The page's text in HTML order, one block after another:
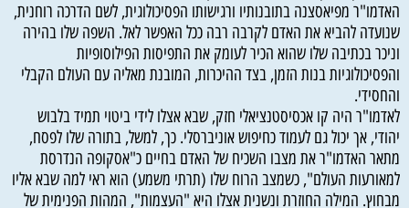
האדמו"ר מפיאסצנה בתובנותיו ורגישותו הפסיכולוגית, לשם הדרכה רוחנית,
שנועדה להביא את האדם לקרבה רבה ככל האפשר לאל. השפה שלו בהירה
וניכר בכתיבה שלו שהוא הכיר לעומק את התפיסות הפילוסופיות
והפסיכולוגיות בנות הזמן, בצד ההיכרות, המובנת מאליה עם העולם הקבלי
והחסידי.
לאדמו"ר היה קו אכסיסטנציאלי חזק, שבא אצלו לידי ביטוי תמיד בלבוש
יהודי, אך יכול גם לעמוד כחיפוש אוניברסלי. כך, למשל, בתורה שלו לפסח,
מתאר האדמו"ר את מצבו השכיח של האדם בחיים כ"אסקופה הנדרסת
למאורעות העולם", כשמצב הרוח שלו (תרתי משמע) הוא ראי למה שבא אליו
מבחוץ. המילה החוזרת ונשנית אצלו היא "העצמות", המהות הפנימית של